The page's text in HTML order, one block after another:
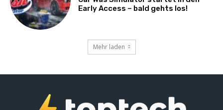
Early Access – bald gehts los!
Mehr laden